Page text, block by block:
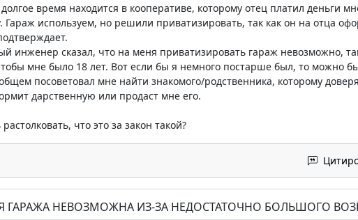
время находится в кооперативе, которому отец платил деньги
Гараж используем, но решили приватизировать, так как он на отца
инженер сказал, что на меня приватизировать гараж невозможно,
мне было 18 лет. Вот если бы я немного постарше был, то можно
посоветовал мне найти знакомого/родственника, которому
дарственную или продаст мне его.
что это за закон такой?
ГАРАЖА НЕВОЗМОЖНА ИЗ-ЗА НЕДОСТАТОЧНО БОЛЬШОГО